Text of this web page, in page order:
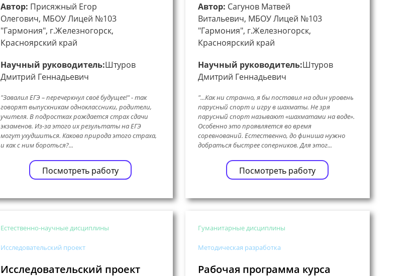
Автор: Присяжный Егор
Олегович, МБОУ Лицей №103
"Гармония", г.Железногорск,
Красноярский край
Научный руководитель:Штуров
Дмитрий Геннадьевич
"Завалил ЕГЭ – перечеркнул своё будущее!" - так
говорят выпускникам одноклассники, родители,
учителя. В подростках рождается страх сдачи
экзаменов. Из-за этого их результаты на ЕГЭ
могут ухудшиться. Какова природа этого страха,
и как с ним бороться?...
Посмотреть работу
Автор: Сагунов Матвей
Витальевич, МБОУ Лицей №103
"Гармония", г.Железногорск,
Красноярский край
Научный руководитель:Штуров
Дмитрий Геннадьевич
"...Как ни странно, я бы поставил на один уровень
парусный спорт и игру в шахматы. Не зря
парусный спорт называют «шахматами на воде».
Особенно это проявляется во время
соревнований. Естественно, до финиша нужно
добраться быстрее соперников. Для этог...
Посмотреть работу
Естественно-научные дисциплины
Исследовательский проект
Исследовательский проект
Гуманитарные дисциплины
Методическая разработка
Рабочая программа курса